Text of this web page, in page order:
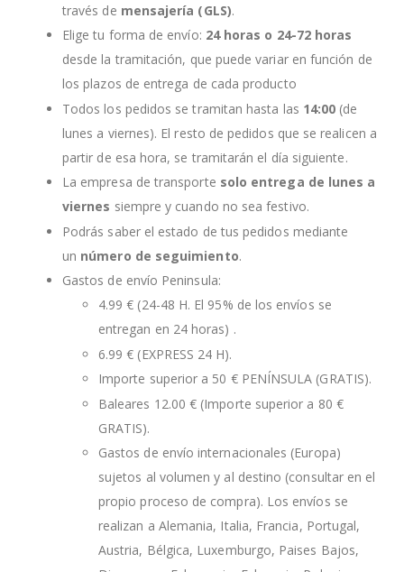
través de mensajería (GLS).
Elige tu forma de envío: 24 horas o 24-72 horas
desde la tramitación, que puede variar en función de
los plazos de entrega de cada producto
Todos los pedidos se tramitan hasta las 14:00 (de
lunes a viernes). El resto de pedidos que se realicen a
partir de esa hora, se tramitarán el día siguiente.
La empresa de transporte solo entrega de lunes a
viernes siempre y cuando no sea festivo.
Podrás saber el estado de tus pedidos mediante
un número de seguimiento.
Gastos de envío Peninsula:
4.99 € (24-48 H. El 95% de los envíos se
entregan en 24 horas) .
6.99 € (EXPRESS 24 H).
Importe superior a 50 € PENÍNSULA (GRATIS).
Baleares 12.00 € (Importe superior a 80 €
GRATIS).
Gastos de envío internacionales (Europa)
sujetos al volumen y al destino (consultar en el
propio proceso de compra). Los envíos se
realizan a Alemania, Italia, Francia, Portugal,
Austria, Bélgica, Luxemburgo, Paises Bajos,